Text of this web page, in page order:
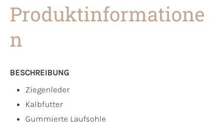
Produktinformatione
n
BESCHREIBUNG
Ziegenleder
Kalbfutter
Gummierte Laufsohle